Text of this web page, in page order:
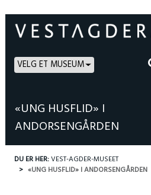
VELG ET MUSEUM
«UNG HUSFLID» I
ANDORSENGÅRDEN
DU ER HER:VEST-AGDER-MUSEET
«UNG HUSFLID» I ANDORSENGÅRDEN